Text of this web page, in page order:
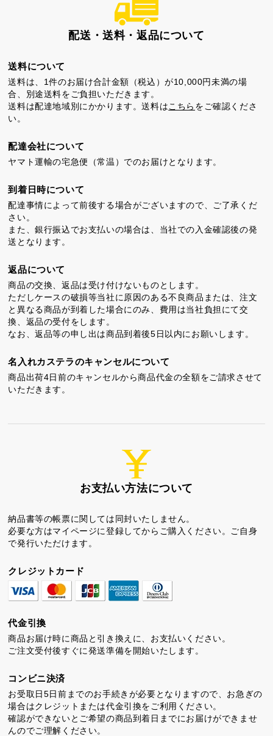
配送・送料・返品について
送料について
送料は、1件のお届け合計金額（税込）が10,000円未満の場
合、別途送料をご負担いただきます。
送料は配達地域別にかかります。送料はこちら をご確認くださ
い。
配達会社について
ヤマト運輸の宅急便（常温）でのお届けとなります。
到着日時について
配達事情によって前後する場合がございますので、ご了承くだ
さい。
また、銀行振込でお支払いの場合は、当社での入金確認後の発
送となります。
返品について
商品の交換、返品は受け付けないものとします。
ただしケースの破損等当社に原因のある不良商品または、注文
と異なる商品が到着した場合にのみ、費用は当社負担にて交
換、返品の受付をします。
なお、返品等の申し出は商品到着後5日以内にお願いします。
名入れカステラのキャンセルについて
商品出荷4日前のキャンセルから商品代金の全額をご請求させて
いただきます。
お支払い方法について
納品書等の帳票に関しては同封いたしません。
必要な方はマイページに登録してからご購入ください。ご自身
で発行いただけます。
クレジットカード
代金引換
商品お届け時に商品と引き換えに、お支払いください。
ご注文受付後すぐに発送準備を開始いたします。
コンビニ決済
お受取日5日前までのお手続きが必要となりますので、お急ぎの
場合はクレジットまたは代金引換をご利用ください。
確認ができないとご希望の商品到着日までにお届けができませ
んのでご理解ください。